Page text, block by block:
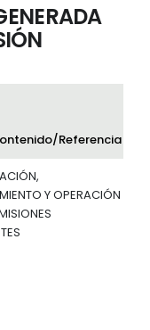
Referencia
Y OPERACIÓN